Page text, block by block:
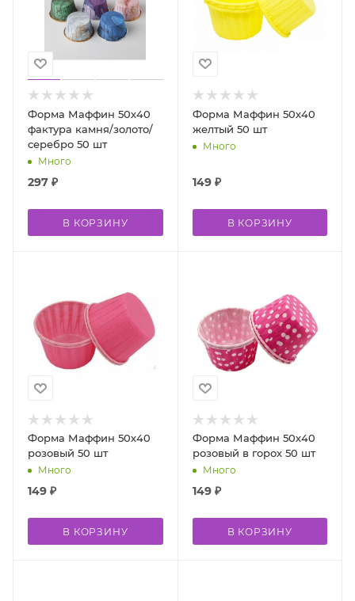
Форма Маффин 50х40
фактура камня/золото/
серебро 50 шт
Много
297 ₽
В КОРЗИНУ
Форма Маффин 50х40
желтый 50 шт
Много
149₽
В КОРЗИНУ
Форма Маффин 50х40
розовый 50 шт
Много
149 ₽
В КОРЗИНУ
Форма Маффин 50х40
розовый в горох 50 шт
Много
149₽
В КОРЗИНУ